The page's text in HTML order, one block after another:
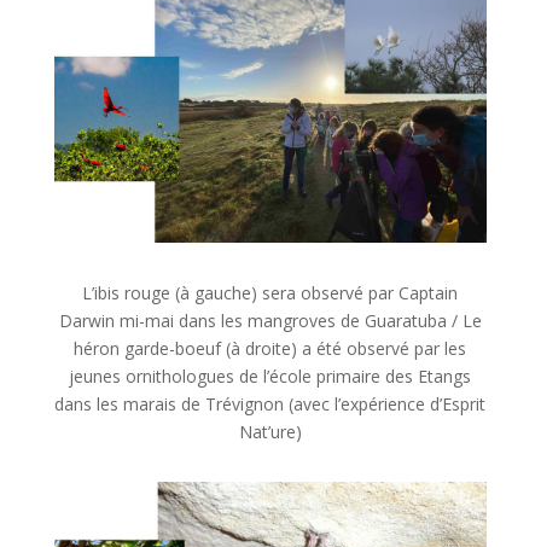
L’ibis rouge (à gauche) sera observé par Captain
Darwin mi-mai dans les mangroves de Guaratuba / Le
héron garde-boeuf (à droite) a été observé par les
jeunes ornithologues de l’école primaire des Etangs
dans les marais de Trévignon (avec l’expérience d’Esprit
Nat’ure)